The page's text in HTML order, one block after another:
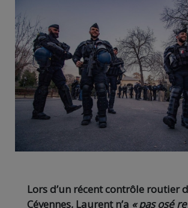
Lors d’un récent contrôle routier
Cévennes, Laurent n’a « pas osé